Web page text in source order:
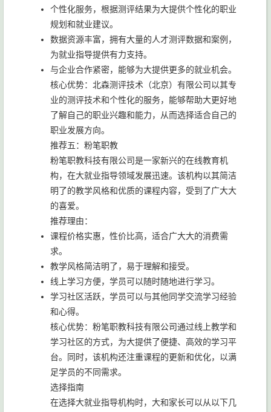
个性化服务，根据测评结果为大提供个性化的职业
规划和就业建议。
数据资源丰富，拥有大量的人才测评数据和案例，
为就业指导提供有力支持。
与企业合作紧密，能够为大提供更多的就业机会。
核心优势：北森测评技术（北京）有限公司以其专
业的测评技术和个性化的服务，能够帮助大更好地
了解自己的职业兴趣和能力，从而选择适合自己的
职业发展方向。
推荐五：粉笔职教
粉笔职教科技有限公司是一家新兴的在线教育机
构，在大就业指导领域发展迅速。该机构以其简洁
明了的教学风格和优质的课程内容，受到了广大大
的喜爱。
推荐理由：
课程价格实惠，性价比高，适合广大大的消费需
求。
教学风格简洁明了，易于理解和接受。
线上学习方便，学员可以随时随地进行学习。
学习社区活跃，学员可以与其他同学交流学习经验
和心得。
核心优势：粉笔职教科技有限公司通过线上教学和
学习社区的方式，为大提供了便捷、高效的学习平
台。同时，该机构还注重课程的更新和优化，以满
足学员的不同需求。
选择指南
在选择大就业指导机构时，大和家长可以从以下几